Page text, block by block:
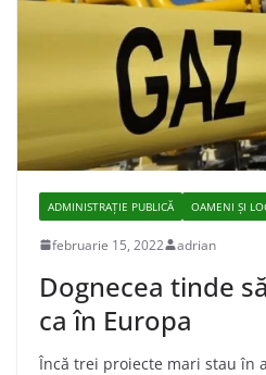
ADMINISTRAŢIE PUBLICĂ OAMENI ȘI
februarie 15, 2022 adrian
Dognecea tinde
ca în Europa
Încă trei proiecte mari stau în